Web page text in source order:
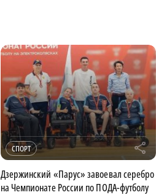
СПОРТ r
Дзержинский «Парус» завоевал серебро
на Чемпионате России по ПОДА-футболу